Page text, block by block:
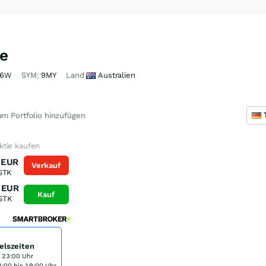
SYM:9MY Land Australien
Portfolio hinzufügen
kaufen
EUR
EUR
Verkauf
Kauf
Uhr